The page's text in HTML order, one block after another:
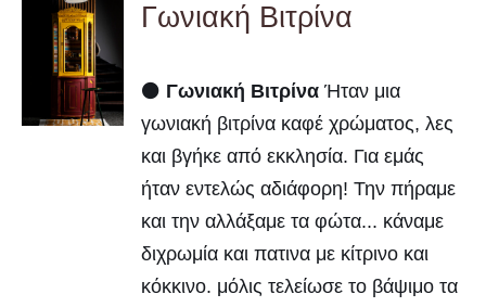
DETAILS
Γωνιακή Βιτρίνα
⚫ Γωνιακή Βιτρίνα Ήταν μια
γωνιακή βιτρίνα καφέ χρώματος, λες
και βγήκε από εκκλησία. Για εμάς
ήταν εντελώς αδιάφορη! Την πήραμε
και την αλλάξαμε τα φώτα... κάναμε
διχρωμία και πατινα με κίτρινο και
κόκκινο. μόλις τελείωσε το βάψιμο τα